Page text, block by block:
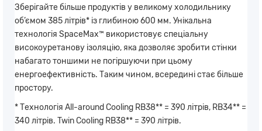
Зберігайте більше продуктів у великому холодильнику
об’ємом 385 літрів* із глибиною 600 мм. Унікальна
технологія SpaceMax™ використовує спеціальну
високоуретанову ізоляцію, яка дозволяє зробити стінки
набагато тоншими не погіршуючи при цьому
енергоефективність. Таким чином, всередині стає більше
простору.
* Технологія All-around Cooling RB38** = 390 літрів, RB34** =
340 літрів. Twin Cooling RB38** = 390 літрів.